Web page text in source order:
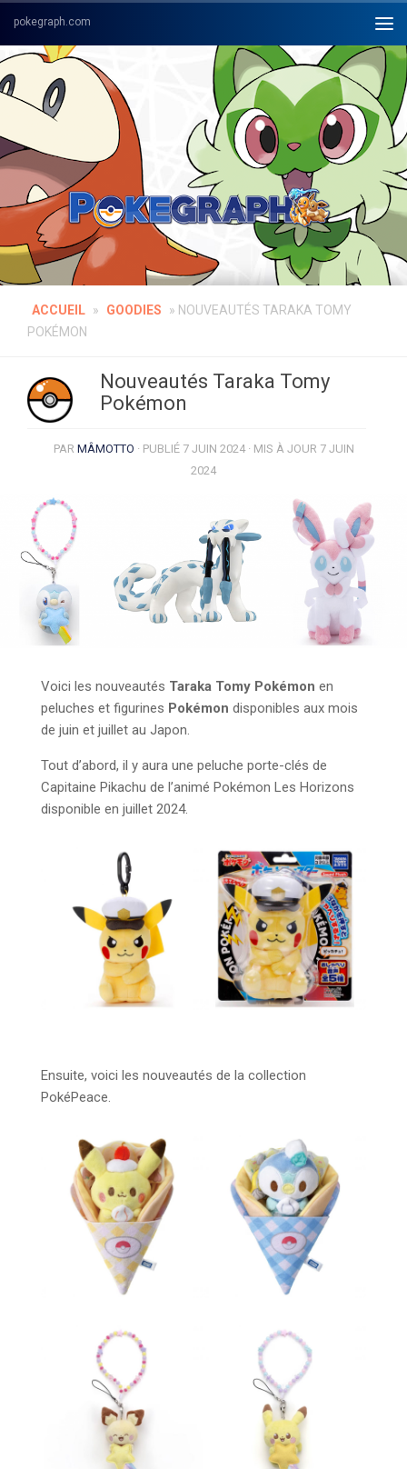
Skip to content
ACCUEIL » GOODIES » NOUVEAUTÉS TARAKA TOMY
POKÉMON
Nouveautés Taraka Tomy
Pokémon
PAR MÂMOTTO · PUBLIÉ 7 JUIN 2024· MIS À JOUR 7 JUIN
2024
Voici les nouveautés Taraka Tomy Pokémon en
peluches et figurines Pokémon disponibles aux mois
de juin et juillet au Japon.
Tout d’abord, il y aura une peluche porte-clés de
Capitaine Pikachu de l’animé Pokémon Les Horizons
disponible en juillet 2024.
Ensuite, voici les nouveautés de la collection
PokéPeace.